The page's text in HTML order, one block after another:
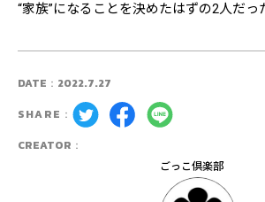
“家族”になることを決めたはずの2人だっ
DATE： 2022.7.27
SHARE：
CREATOR：
ごっこ倶楽部